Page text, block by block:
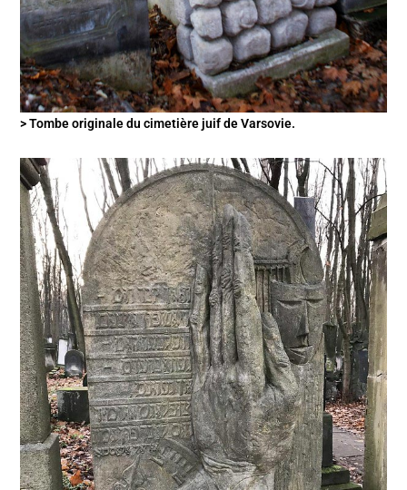
> Tombe originale du cimetière juif de Varsovie.